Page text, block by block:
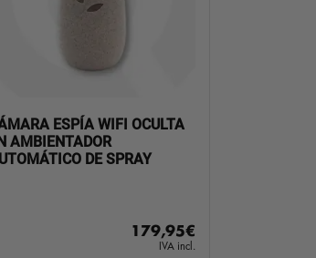
ESPÍA WIFI OCULTA
AMBIENTADOR
DE SPRAY
179,95€
IVA incl.